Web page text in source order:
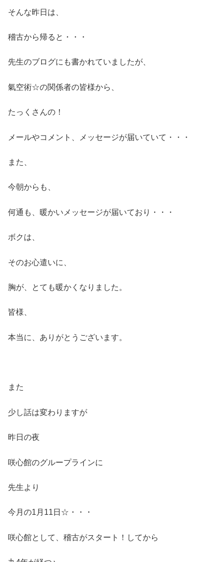
そんな昨日は、
稽古から帰ると・・・
先生のブログにも書かれていましたが、
氣空術☆の関係者の皆様から、
たっくさんの！
メールやコメント、メッセージが届いていて・・・
また、
今朝からも、
何通も、暖かいメッセージが届いており・・・
ボクは、
そのお心遣いに、
胸が、とても暖かくなりました。
皆様、
本当に、ありがとうございます。
また
少し話は変わりますが
昨日の夜
咲心館のグループラインに
先生より
今月の1月11日☆・・・
咲心館として、稽古がスタート！してから